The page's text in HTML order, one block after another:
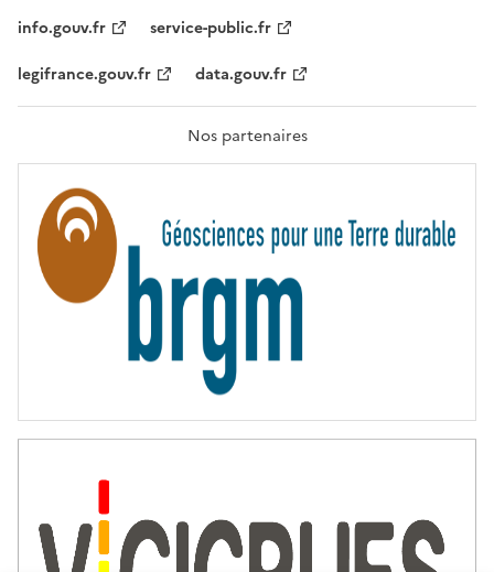
F
A
T
R
T
É
info.gouv.fr
service-public.fr
legifrance.gouv.fr
data.gouv.fr
Nos partenaires